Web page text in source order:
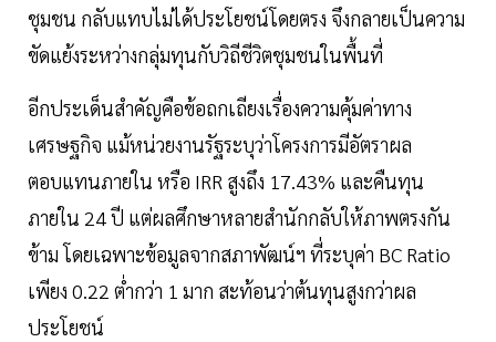
ชุมชน กลับแทบไม่ได้ประโยชน์โดยตรง จึงกลายเป็นความ
ขัดแย้งระหว่างกลุ่มทุนกับวิถีชีวิตชุมชนในพื้นที่
อีกประเด็นสำคัญคือข้อถกเถียงเรื่องความคุ้มค่าทาง
เศรษฐกิจ แม้หน่วยงานรัฐระบุว่าโครงการมีอัตราผล
ตอบแทนภายใน หรือ IRR สูงถึง 17.43% และคืนทุน
ภายใน 24 ปี แต่ผลศึกษาหลายสำนักกลับให้ภาพตรงกัน
ข้าม โดยเฉพาะข้อมูลจากสภาพัฒน์ฯ ที่ระบุค่า BC Ratio
เพียง 0.22 ต่ำกว่า 1 มาก สะท้อนว่าต้นทุนสูงกว่าผล
ประโยชน์